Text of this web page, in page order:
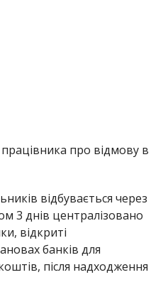
про відмову в
відбувається через
3 днів централізовано
відкриті
банків для
після надходження